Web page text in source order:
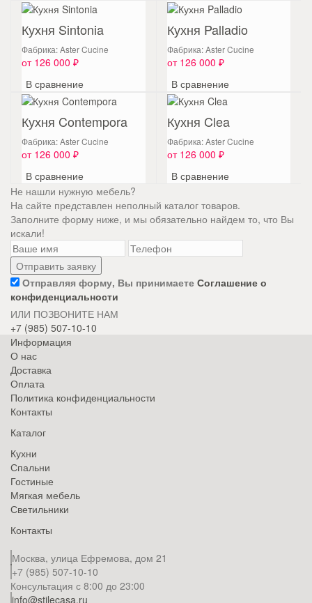
Кухня Sintonia
Фабрика: Aster Cucine
от 126 000 ₽
В сравнение
Кухня Palladio
Фабрика: Aster Cucine
от 126 000 ₽
В сравнение
Кухня Contempora
Фабрика: Aster Cucine
от 126 000 ₽
В сравнение
Кухня Clea
Фабрика: Aster Cucine
от 126 000 ₽
В сравнение
Не нашли нужную мебель?
На сайте представлен неполный каталог товаров.
Заполните форму ниже, и мы обязательно найдем то, что Вы
искали!
Отправляя форму, Вы принимаете Соглашение о
конфиденциальности
ИЛИ ПОЗВОНИТЕ НАМ
+7 (985) 507-10-10
Информация
О нас
Доставка
Оплата
Политика конфиденциальности
Контакты
Каталог
Кухни
Спальни
Гостиные
Мягкая мебель
Светильники
Контакты
Москва, улица Ефремова, дом 21
+7 (985) 507-10-10
Консультация с 8:00 до 23:00
info@stilecasa.ru